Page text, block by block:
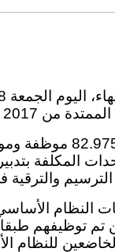
فاتح شتنبر 2023).
المكلفة
والترقية
النظام
طبقا
للنظام